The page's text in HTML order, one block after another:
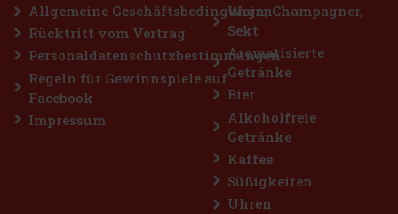
Allgemeine Geschäftsbedingungen
Rücktritt vom Vertrag
Personaldatenschutzbestimmungen
Regeln für Gewinnspiele auf
Facebook
Impressum
Wein, Champagner,
Sekt
Aromatisierte
Getränke
Bier
Alkoholfreie
Getränke
Kaffee
Süßigkeiten
Uhren